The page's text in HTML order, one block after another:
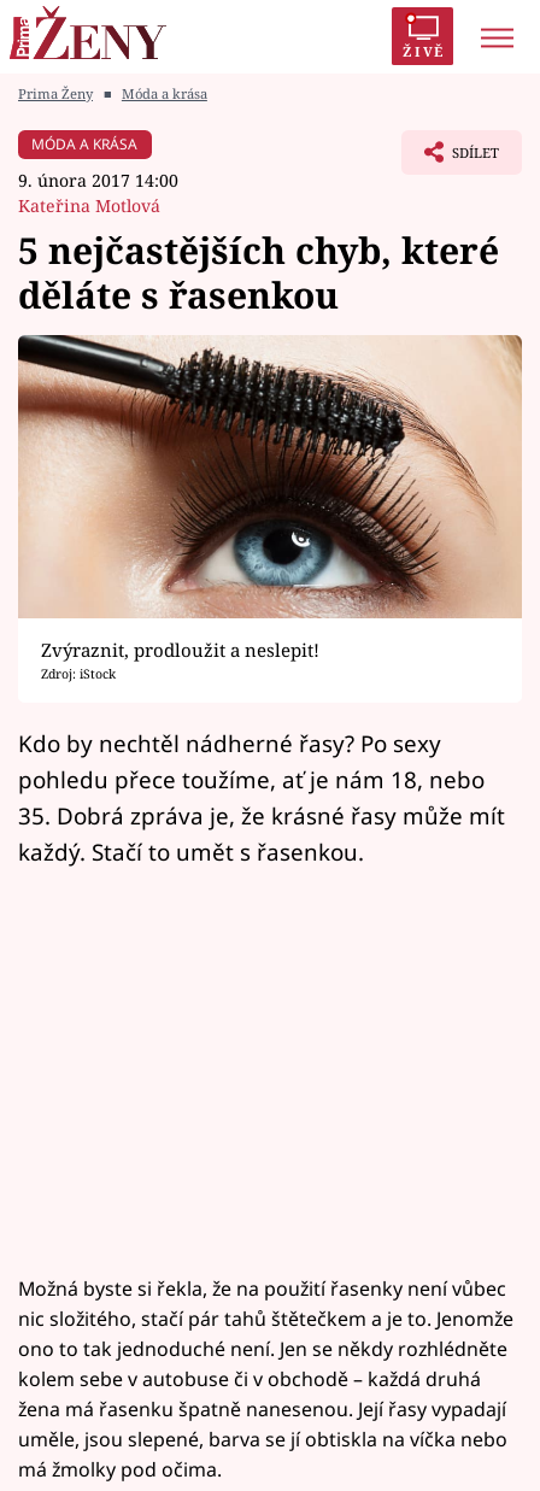
ŽIVĚ
Módní alarm
Témata
Celebrity
Vztahy
Horoskopy
Sledujte prima+
Filmový festival Karlovy Vary
Mámy sobě
Přihlášení
Prima Ženy ■ Móda a krása
MÓDA A KRÁSA
9. února 2017 14:00
Kateřina Motlová
SDÍLET
5 nejčastějších chyb, které
děláte s řasenkou
Zvýraznit, prodloužit a neslepit!
Zdroj: iStock
Kdo by nechtěl nádherné řasy? Po sexy
pohledu přece toužíme, ať je nám 18, nebo
35. Dobrá zpráva je, že krásné řasy může mít
každý. Stačí to umět s řasenkou.
Možná byste si řekla, že na použití řasenky není vůbec
nic složitého, stačí pár tahů štětečkem a je to. Jenomže
ono to tak jednoduché není. Jen se někdy rozhlédněte
kolem sebe v autobuse či v obchodě – každá druhá
žena má řasenku špatně nanesenou. Její řasy vypadají
uměle, jsou slepené, barva se jí obtiskla na víčka nebo
má žmolky pod očima.